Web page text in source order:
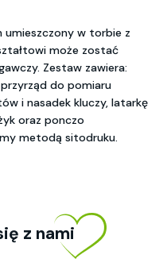
umieszczony w torbie z
może zostać
Zestaw zawiera:
do pomiaru
i nasadek kluczy, latarkę
oraz ponczo
metodą sitodruku.
z nami